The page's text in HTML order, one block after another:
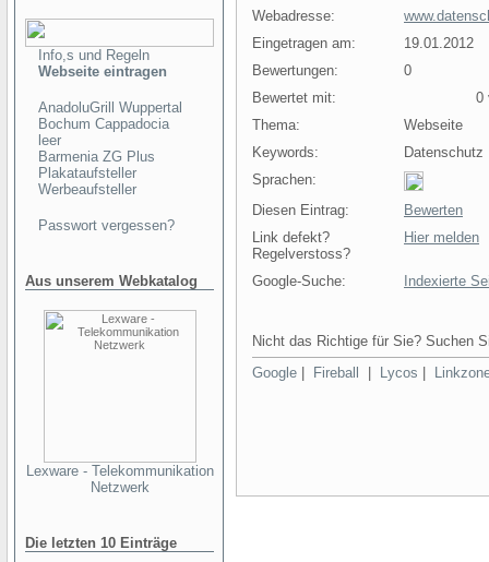
Info,s und Regeln
Webseite eintragen
AnadoluGrill Wuppertal
Bochum Cappadocia
leer
Barmenia ZG Plus
Plakataufsteller
Werbeaufsteller
Passwort vergessen?
Aus unserem Webkatalog
Lexware - Telekommunikation
Netzwerk
Die letzten 10 Einträge
Webadresse:
Eingetragen am:
19.01.2012
Bewertungen:
0
Bewertet mit:
0
Thema:
Webseite
Keywords:
Datenschutz
Sprachen:
Diesen Eintrag:
Bewerten
Link defekt?
Regelverstoss?
Hier melden
Google-Suche: Indexierte
Nicht das Richtige für Sie? Suchen
Google
Fireball Lycos